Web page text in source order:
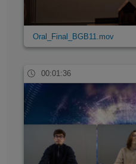
Oral_Final_BGB11.mov
00:01:36